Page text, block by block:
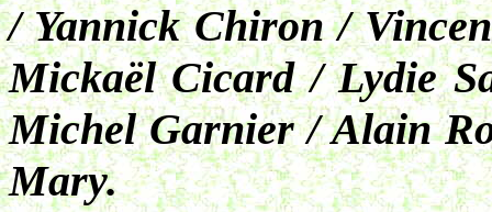
/ Yannick Chiron /
Mickaël Cicard / Lydie
Michel Garnier / Alain
Mary.